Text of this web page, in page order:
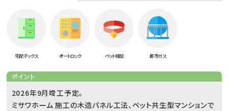
宅配ボックス オートロック ペット相談 都市ガス
ポイント
2026年9月竣工予定。
ミサワホーム 施工の木造パネル工法、ペット共生型マンションで